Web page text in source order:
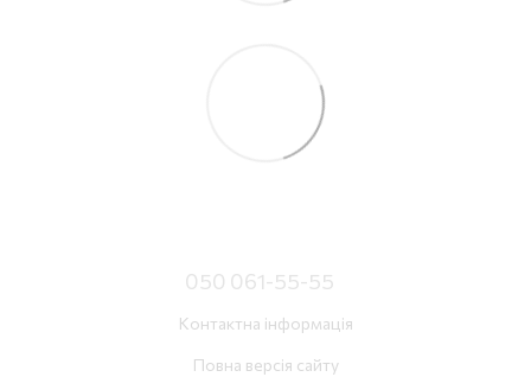
050 061-55-55
Контактна інформація
Повна версія сайту